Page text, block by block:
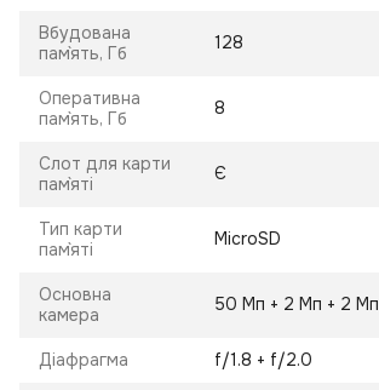
Вбудована
пам`ять, Гб
128
Оперативна
пам`ять, Гб
8
Слот для карти
пам`яті
Є
Тип карти
пам`яті
MicroSD
Основна
камера
50 Мп + 2 Мп + 2 Мп
Діафрагма f/1.8 + f/2.0